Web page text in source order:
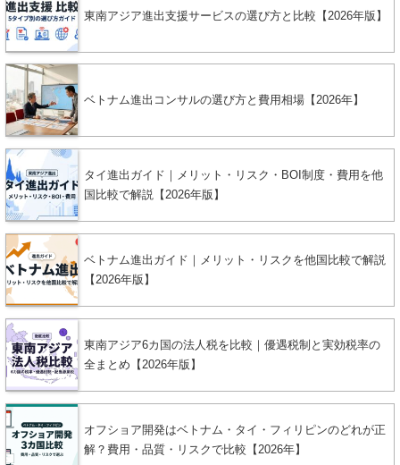
東南アジア進出支援サービスの選び方と比較【2026年版】
ベトナム進出コンサルの選び方と費用相場【2026年】
タイ進出ガイド｜メリット・リスク・BOI制度・費用を他
国比較で解説【2026年版】
ベトナム進出ガイド｜メリット・リスクを他国比較で解説
【2026年版】
東南アジア6カ国の法人税を比較｜優遇税制と実効税率の
全まとめ【2026年版】
オフショア開発はベトナム・タイ・フィリピンのどれが正
解？費用・品質・リスクで比較【2026年】